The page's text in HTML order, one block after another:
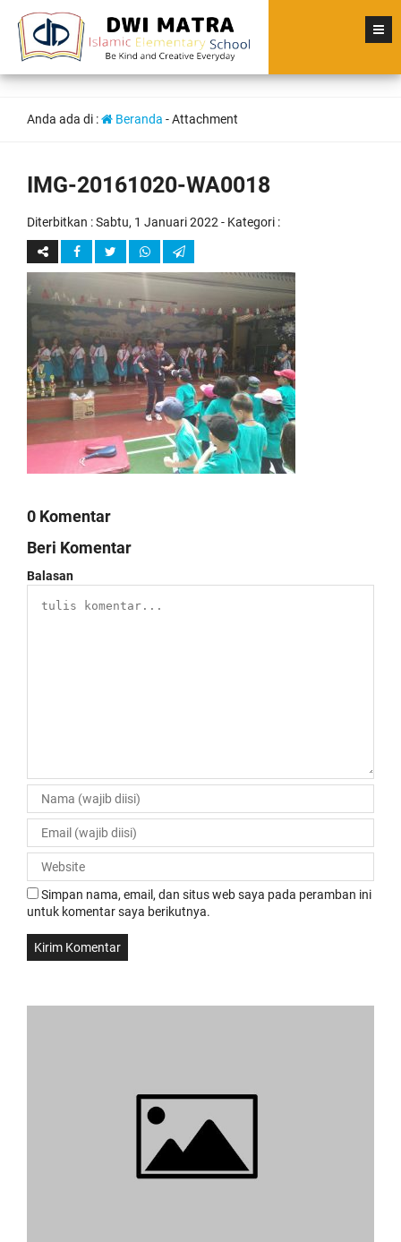
Anda ada di : Beranda - Attachment
IMG-20161020-WA0018
Diterbitkan :Sabtu, 1 Januari 2022 - Kategori :
0 Komentar
Beri Komentar
Balasan
Simpan nama, email, dan situs web saya pada peramban ini
untuk komentar saya berikutnya.